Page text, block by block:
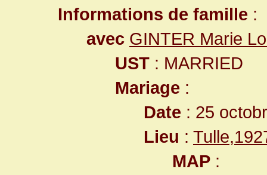
Informations de famille :
avec GINTER Marie
UST : MARRIED
Mariage :
Date : 25
Lieu :
MAP :